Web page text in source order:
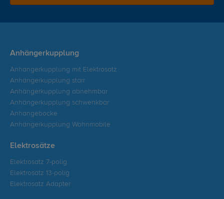
Anhängerkupplung
Anhängerkupplung mit Elektrosatz
Anhängerkupplung starr
Anhängerkupplung abnehmbar
Anhängerkupplung schwenkbar
Anhängeböcke
Anhängerkupplung Wohnmobile
Elektrosätze
Elektrosatz 7-polig
Elektrosatz 13-polig
Elektrosatz Adapter